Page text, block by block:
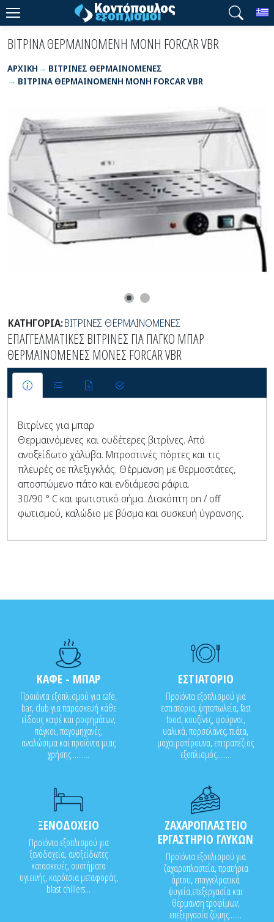
ΒΙΤΡΙΝΑ ΘΕΡΜΑΙΝΟΜΕΝΗ MONH FORCAR VBR
ΑΡΧΙΚΉ
ΒΙΤΡΙΝΕΣ ΘΕΡΜΑΙΝΟΜΕΝΕΣ
ΒΙΤΡΙΝΑ ΘΕΡΜΑΙΝΟΜΕΝΗ MONH FORCAR VBR
ΚΑΤΗΓΟΡΙΑ:ΒΙΤΡΙΝΕΣ ΘΕΡΜΑΙΝΟΜΕΝΕΣ
ΕΠΑΓΓΕΛΜΑΤΙΚΕΣ ΒΙΤΡΙΝΕΣ ΓΙΑ ΠΑΓΚΟ ΜΠΑΡ
ΘΕΡΜΑΙΝΟΜΕΝΕΣ ΜΟΝΕΣ FORCAR VBR
Βιτρίνες για μπαρ
Θερμαινόμενες και ουδέτερες βιτρίνες. Από
ανοξείδωτο χάλυβα. Μπροστινές πόρτες και τις
πλευρές σε πλεξιγκλάς. Θέρμανση με θερμοστάτες,
αποσπώμενο πάτο και ενδιάμεσα ράφια.
30/90 ° C και φωτιστικό σήμα. Διακόπτη on / off
φωτισμού, καλώδιο με βύσμα και συσκευή ύγρανσης.
ΚΑΦΕ - ΜΠΑΡ
Προϊόντα εξοπλισμού για cafe,
bar, club για παρασκευή κάθε
είδους καφέ και ροφημάτων,
πάγκοι, παγομηχανές,
αναλώσιμα και προϊόντα μιας
χρήσης..........
ΕΣΤΙΑΤΟΡΙΟ
Προϊόντα εξοπλισμού για
εστιατόρια, ψητοπωλεία, fast
food, κουζίνες, φούρνοι,
υαλικά, πορσελάνες, πιάτα,
μαχαιροπίρουνα, επιτραπέζιος
εξοπλισμός........
ΞΕΝΟΔΟΧΕΙΟ
Προϊόντα εξοπλισμού για
ξενοδοχεία, ανοξείδωτες
κατασκευές, συστήματα
υγιεινής, καρότσια μεταφοράς,
blast chillers...
ΖΑΧΑΡΟΠΛΑΣΤΕΙΟ
ΕΡΓΑΣΤΗΡΙΟ ΓΛΥΚΩΝ
Προϊόντα εξοπλισμού για
ζαχαροπλαστεία, πρατήρια
άρτου, επαγγελματικά
ψυγεία,επεξεργασία και
θέρμανση τροφίμων,
επεξεργασία ζύμης.......